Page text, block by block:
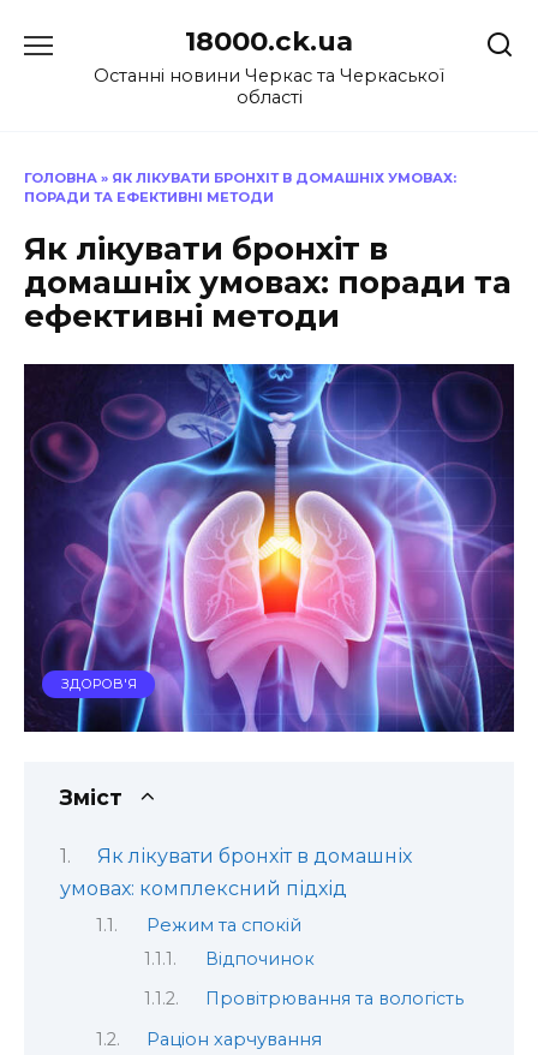
до
18000.ck.ua
Останні новини Черкас та Черкаської
області
ГОЛОВНА » ЯК ЛІКУВАТИ БРОНХІТ В ДОМАШНІХ УМОВАХ:
ПОРАДИ ТА ЕФЕКТИВНІ МЕТОДИ
Як лікувати бронхіт в
домашніх умовах: поради та
ефективні методи
ЗДОРОВ'Я
Зміст
Як лікувати бронхіт в домашніх
умовах: комплексний підхід
Режим та спокій
Відпочинок
Провітрювання та вологість
Раціон харчування